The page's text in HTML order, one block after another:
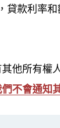
貸款利率
他所有權
們不會通知